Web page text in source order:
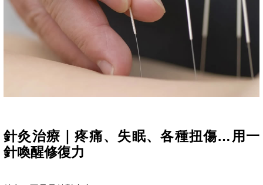
針灸治療｜疼痛、失眠、各種扭傷…用一
針喚醒修復力